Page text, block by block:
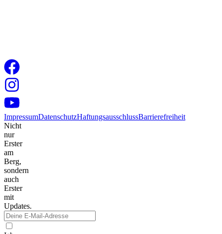
ImpressumDatenschutzHaftungsausschlussBarrierefreiheit
Nicht
nur
Erster
am
Berg,
sondern
auch
Erster
mit
Updates.